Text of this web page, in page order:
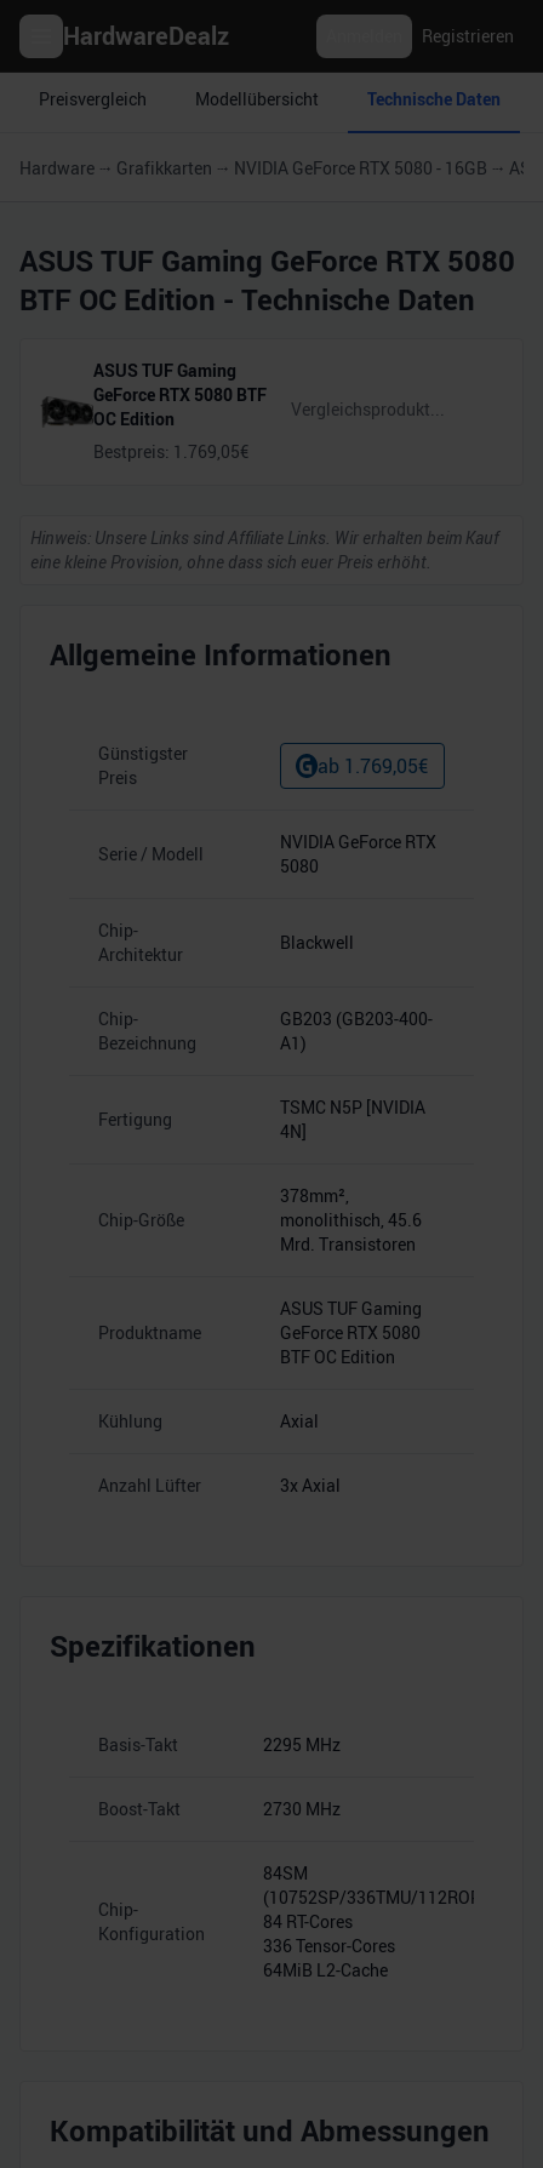
HardwareDealz Registrieren
Preisvergleich Modellübersicht Technische Daten
Hardware Grafikkarten NVIDIA GeForce RTX 5080 - 16GB
ASUS TUF Gaming GeForce RTX 5080
BTF OC Edition - Technische Daten
ASUS TUF Gaming
GeForce RTX 5080 BTF
OC Edition
Bestpreis: 1.769,05€
Hinweis: Unsere Links sind Affiliate Links. Wir erhalten beim Kauf
eine kleine Provision, ohne dass sich euer Preis erhöht.
Allgemeine Informationen
Günstigster
Preis
ab 1.769,05€
Serie / Modell
NVIDIA GeForce RTX
5080
Chip-
Architektur
Blackwell
Chip-
Bezeichnung
GB203 (GB203-400-
A1)
Fertigung
TSMC N5P [NVIDIA
4N]
Chip-Größe
378mm²,
monolithisch, 45.6
Mrd. Transistoren
Produktname
ASUS TUF Gaming
GeForce RTX 5080
BTF OC Edition
Kühlung Axial
Anzahl Lüfter 3x Axial
Spezifikationen
Basis-Takt 2295 MHz
Boost-Takt 2730 MHz
Chip-
Konfiguration
84SM
(10752SP/336TMU/112ROP)
84 RT-Cores
336 Tensor-Cores
64MiB L2-Cache
Kompatibilität und Abmessungen